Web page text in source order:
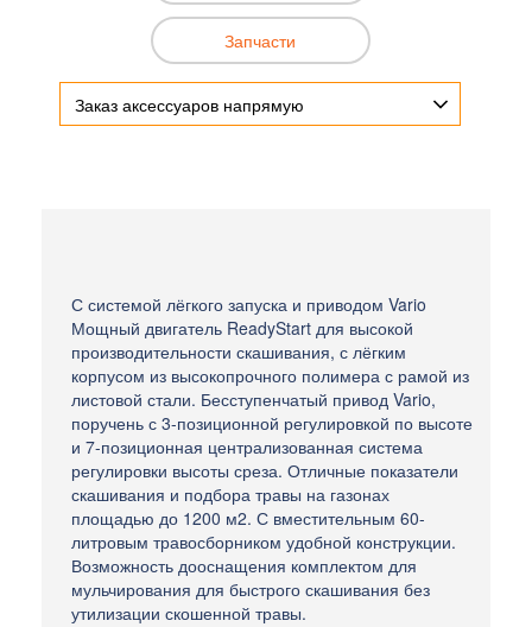
С системой лёгкого запуска и приводом Vario
Мощный двигатель ReadyStart для высокой
производительности скашивания, с лёгким
корпусом из высокопрочного полимера с рамой из
листовой стали. Бесступенчатый привод Vario,
поручень с 3-позиционной регулировкой по высоте
и 7-позиционная централизованная система
регулировки высоты среза. Отличные показатели
скашивания и подбора травы на газонах
площадью до 1200 м2. С вместительным 60-
литровым травосборником удобной конструкции.
Возможность дооснащения комплектом для
мульчирования для быстрого скашивания без
утилизации скошенной травы.
Запчасти
Заказ аксессуаров напрямую